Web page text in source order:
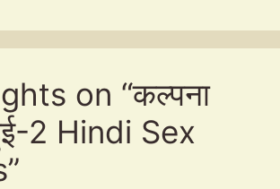
on “कल्पना
2 Hindi Sex